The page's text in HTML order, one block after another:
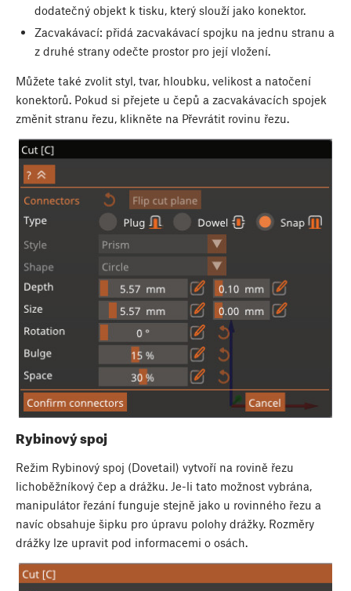
dodatečný objekt k tisku, který slouží jako konektor.
Zacvakávací: přidá zacvakávací spojku na jednu stranu a
z druhé strany odečte prostor pro její vložení.
Můžete také zvolit styl, tvar, hloubku, velikost a natočení
konektorů. Pokud si přejete u čepů a zacvakávacích spojek
změnit stranu řezu, klikněte na Převrátit rovinu řezu.
Rybinový spoj
Režim Rybinový spoj (Dovetail) vytvoří na rovině řezu
lichoběžníkový čep a drážku. Je-li tato možnost vybrána,
manipulátor řezání funguje stejně jako u rovinného řezu a
navíc obsahuje šipku pro úpravu polohy drážky. Rozměry
drážky lze upravit pod informacemi o osách.